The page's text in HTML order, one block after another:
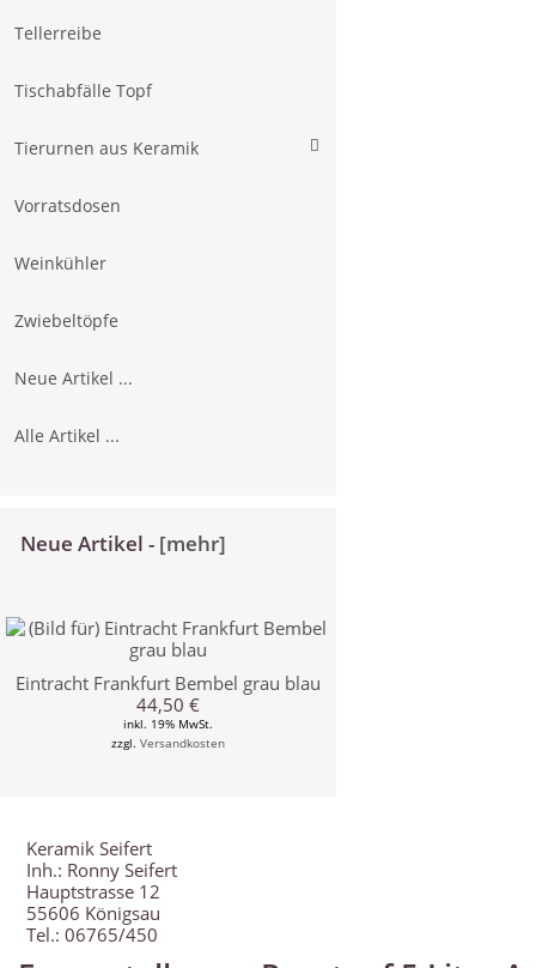
Tellerreibe
Tischabfälle Topf
Tierurnen aus Keramik
Vorratsdosen
Weinkühler
Zwiebeltöpfe
Neue Artikel ...
Alle Artikel ...
Neue Artikel - [mehr]
Eintracht Frankfurt Bembel grau blau
44,50 €
inkl. 19% MwSt.
zzgl.Versandkosten
Keramik Seifert
Inh.: Ronny Seifert
Hauptstrasse 12
55606 Königsau
Tel.: 06765/450